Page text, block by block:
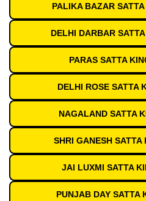
PALIKA BAZAR
DELHI DARBAR
PARAS SATTA
DELHI ROSE SATTA
NAGALAND SATTA
SHRI GANESH
JAI LUXMI SATTA
PUNJAB DAY SATTA